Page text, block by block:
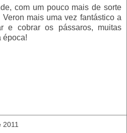
com um pouco mais de sorte
mais uma vez fantástico a
e cobrar os pássaros, muitas
época!